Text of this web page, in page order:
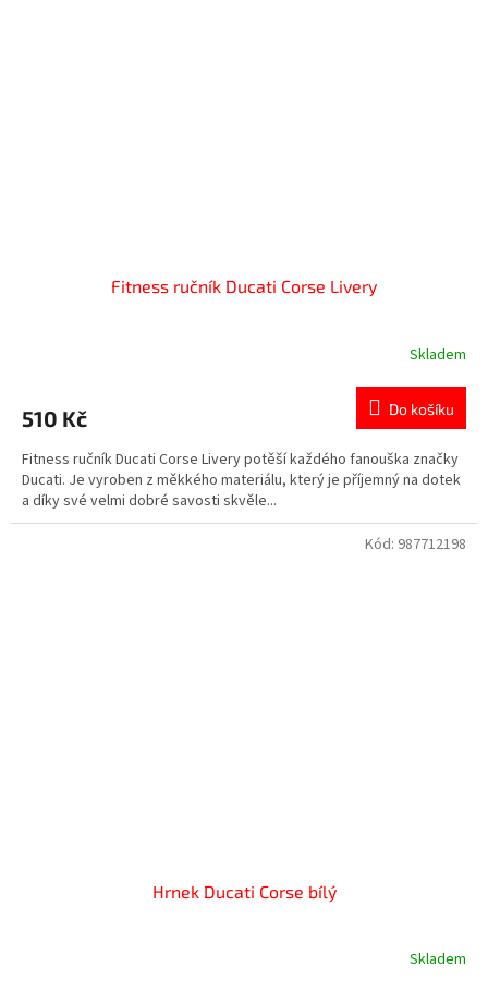
Fitness ručník Ducati Corse Livery
Skladem
510 Kč Do košíku
Fitness ručník Ducati Corse Livery potěší každého fanouška značky
Ducati. Je vyroben z měkkého materiálu, který je příjemný na dotek
a díky své velmi dobré savosti skvěle...
Hrnek Ducati Corse bílý
Skladem
Kód: 987712198